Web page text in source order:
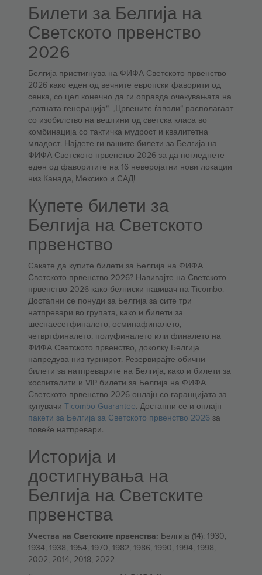
Билети за Белгија на
Светското првенство
2026
Белгија пристигнува на ФИФА Светското првенство
2026 како еден од вечните европски фаворити од
сенка, со цел конечно да ги оправда очекувањата на
„латната генерација“. „Црвените ѓаволи“ располагаат
со изобилство на вештини од светска класа во
комбинација со тактичка мудрост и квалитетна
младост. Најдете ги вашите билети за Белгија на
ФИФА Светското првенство 2026 за да погледнете
еден од фаворитите на 16 неверојатни нови локации
низ Канада, Мексико и САД!
Купете билети за
Белгија на Светското
првенство
Сакате да купите билети за Белгија на ФИФА
Светското првенство 2026? Навивајте на Светското
првенство 2026 како белгиски навивач на Ticombo.
Достапни се понуди за Белгија за сите три
натпревари во групата, како и билети за
шеснаесетфиналето, осминафиналето,
четвртфиналето, полуфиналето или финалето на
ФИФА Светското првенство, доколку Белгија
напредува низ турнирот. Резервирајте обични
билети за натпреварите на Белгија, како и билети за
хоспиталити и VIP билети за Белгија на ФИФА
Светското првенство 2026 онлајн со гаранцијата за
купувачи Ticombo Guarantee. Достапни се и онлајн
пакети за Белгија за Светското првенство 2026 за
повеќе натпревари.
Историја и
достигнувања на
Белгија на Светските
првенства
Учества на Светските првенства: Белгија (14): 1930,
1934, 1938, 1954, 1970, 1982, 1986, 1990, 1994, 1998,
2002, 2014, 2018, 2022